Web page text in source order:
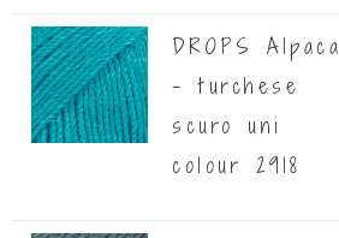
DROPS Alpaca
- turchese
scuro uni
colour 2918